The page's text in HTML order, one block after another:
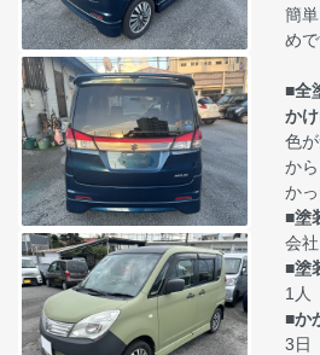
簡
めで
■全
か
色
か
か
■塗
会社
■塗
1人
■か
3日